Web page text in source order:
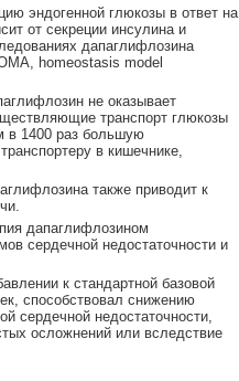
эндогенной глюкозы в ответ на
от секреции инсулина и
дапаглифлозина
homeostasis model
не оказывает
транспорт глюкозы
в 1400 раз большую
в кишечнике,
также приводит к
дапаглифлозином
сердечной недостаточности и
к стандартной базовой
способствовал снижению
сердечной недостаточности,
осложнений или вследствие